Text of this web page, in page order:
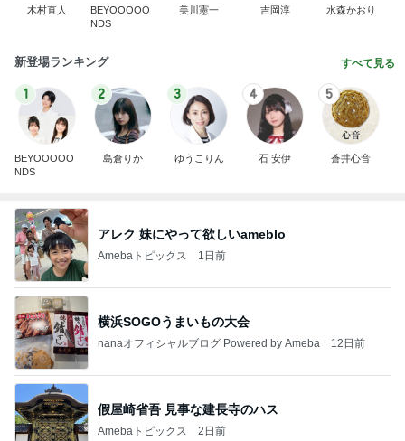
木村直人
BEYOOOOO
NDS
美川憲一 吉岡淳 水森かおり
新登場ランキング すべて見る
1
BEYOOOOO
NDS
2
島倉りか
3
ゆうこりん
4
石 安伊
5
蒼井心音
アレク 妹にやって欲しいameblo
Amebaトピックス 1日前
横浜SOGOうまいもの大会
nanaオフィシャルブログ Powered by Ameba 12日前
假屋崎省吾 見事な建長寺のハス
Amebaトピックス 2日前